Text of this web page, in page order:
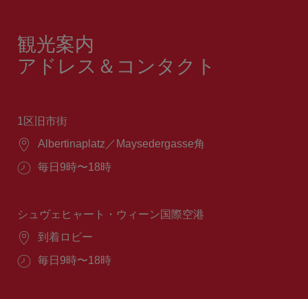
観光案内
アドレス＆コンタクト
1区旧市街
場
Albertinaplatz／Maysedergasse角
営
間：
毎日9時〜18時
シュヴェヒャート・ウィーン国際空港
場
到着ロビー
営
毎日9時〜18時